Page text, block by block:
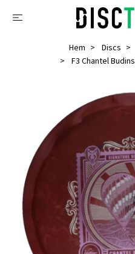
Hem Discs
F3 Chantel